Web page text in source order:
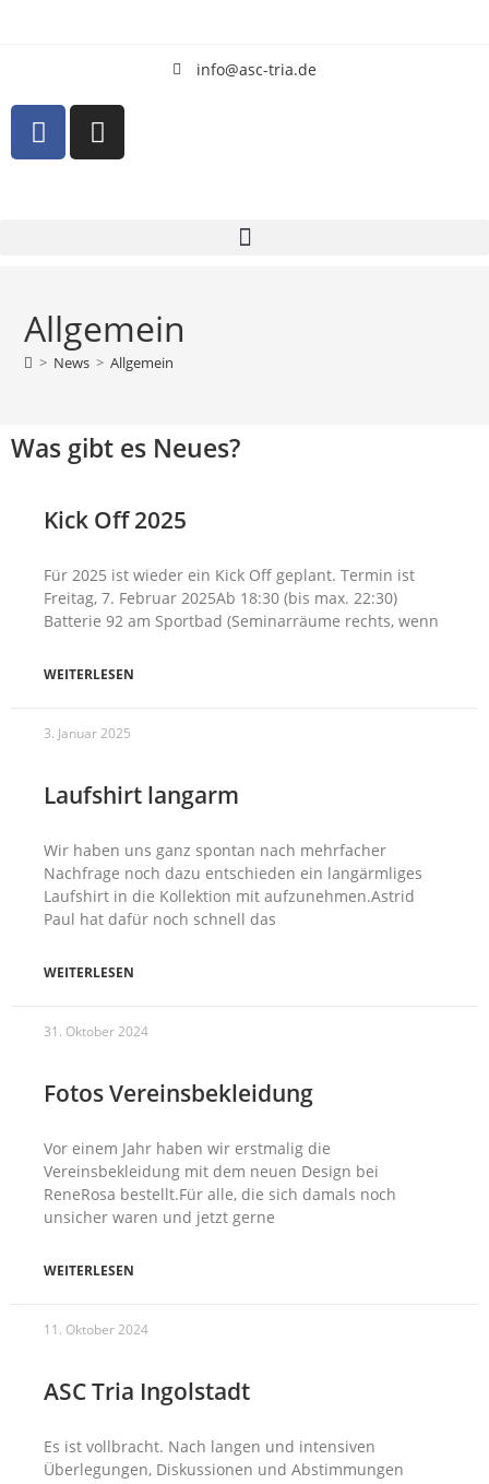
info@asc-tria.de
Allgemein
> News > Allgemein
Was gibt es Neues?
Kick Off 2025
Für 2025 ist wieder ein Kick Off geplant. Termin ist
Freitag, 7. Februar 2025Ab 18:30 (bis max. 22:30)
Batterie 92 am Sportbad (Seminarräume rechts, wenn
WEITERLESEN
3. Januar 2025
Laufshirt langarm
Wir haben uns ganz spontan nach mehrfacher
Nachfrage noch dazu entschieden ein langärmliges
Laufshirt in die Kollektion mit aufzunehmen.Astrid
Paul hat dafür noch schnell das
WEITERLESEN
31. Oktober 2024
Fotos Vereinsbekleidung
Vor einem Jahr haben wir erstmalig die
Vereinsbekleidung mit dem neuen Design bei
ReneRosa bestellt.Für alle, die sich damals noch
unsicher waren und jetzt gerne
WEITERLESEN
11. Oktober 2024
ASC Tria Ingolstadt
Es ist vollbracht. Nach langen und intensiven
Überlegungen, Diskussionen und Abstimmungen